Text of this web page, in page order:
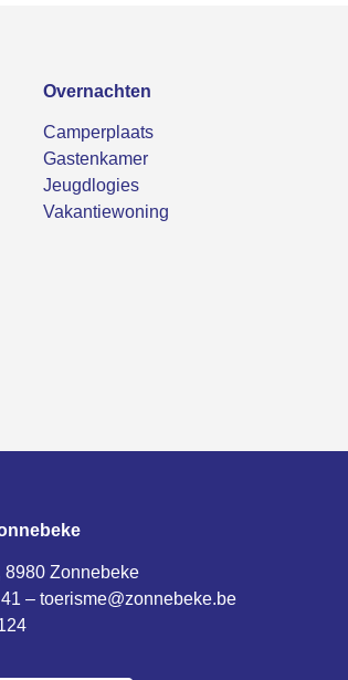
Overnachten
Camperplaats
Gastenkamer
Jeugdlogies
Vakantiewoning
8980 Zonnebeke
41 –toerisme@zonnebeke.be